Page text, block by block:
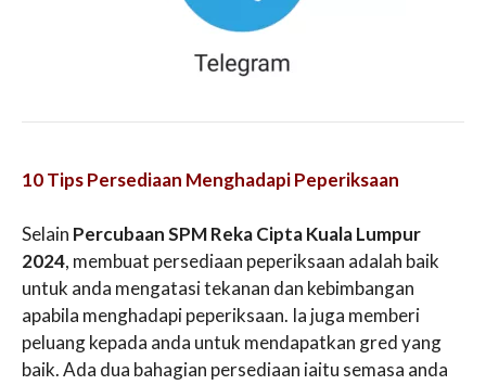
10 Tips Persediaan Menghadapi Peperiksaan
Selain Percubaan SPM Reka Cipta Kuala Lumpur
2024, membuat persediaan peperiksaan adalah baik
untuk anda mengatasi tekanan dan kebimbangan
apabila menghadapi peperiksaan. Ia juga memberi
peluang kepada anda untuk mendapatkan gred yang
baik. Ada dua bahagian persediaan iaitu semasa anda